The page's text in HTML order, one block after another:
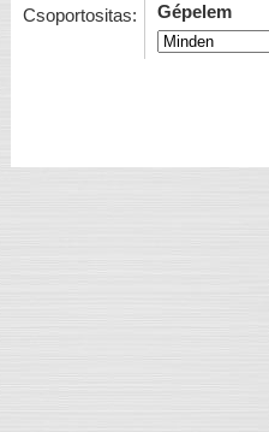
Csoportositas: Gépelem